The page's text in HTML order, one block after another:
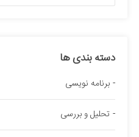
دسته بندی ها
برنامه نویسی
تحلیل و بررسی